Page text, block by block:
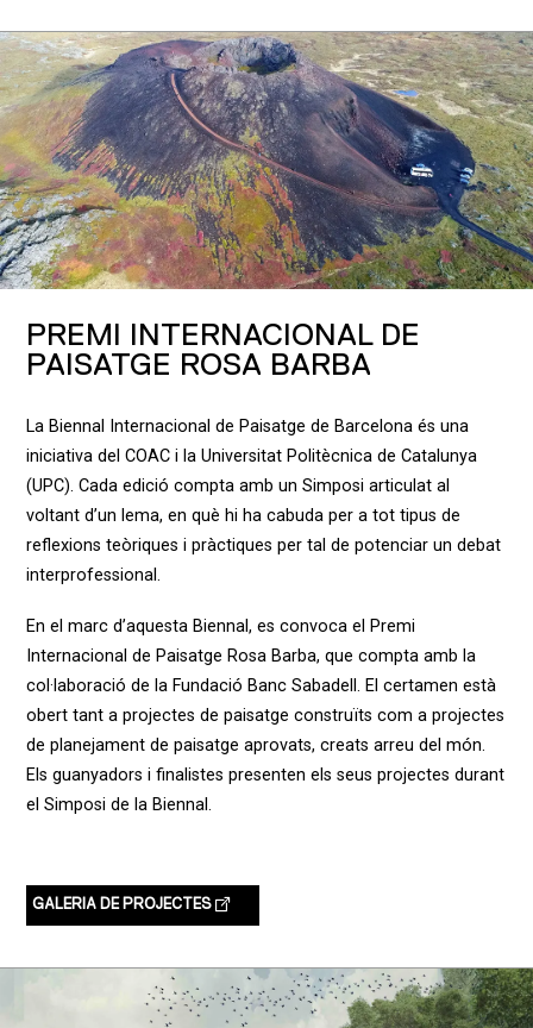
PREMI INTERNACIONAL DE
PAISATGE ROSA BARBA
La Biennal Internacional de Paisatge de Barcelona és una
iniciativa del COAC i la Universitat Politècnica de Catalunya
(UPC). Cada edició compta amb un Simposi articulat al
voltant d’un lema, en què hi ha cabuda per a tot tipus de
reflexions teòriques i pràctiques per tal de potenciar un debat
interprofessional.
En el marc d’aquesta Biennal, es convoca el Premi
Internacional de Paisatge Rosa Barba, que compta amb la
col·laboració de la Fundació Banc Sabadell. El certamen està
obert tant a projectes de paisatge construïts com a projectes
de planejament de paisatge aprovats, creats arreu del món.
Els guanyadors i finalistes presenten els seus projectes durant
el Simposi de la Biennal.
GALERIA DE PROJECTES